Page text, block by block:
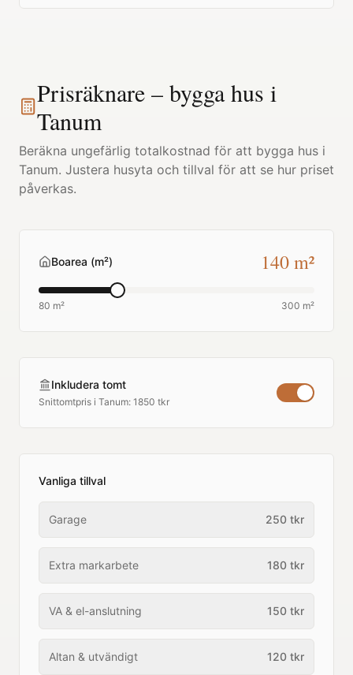
Prisräknare – bygga hus i
Tanum
Beräkna ungefärlig totalkostnad för att bygga hus i
Tanum. Justera husyta och tillval för att se hur priset
påverkas.
Boarea (m²) 140m²
80 m² 300 m²
Inkludera tomt
Snittomtpris i Tanum: 1850 tkr
Vanliga tillval
Garage 250 tkr
Extra markarbete 180 tkr
VA & el-anslutning 150 tkr
Altan & utvändigt 120 tkr